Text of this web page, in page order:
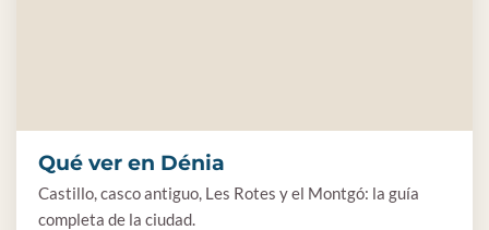
Qué ver en Dénia
Castillo, casco antiguo, Les Rotes y el Montgó: la guía
completa de la ciudad.